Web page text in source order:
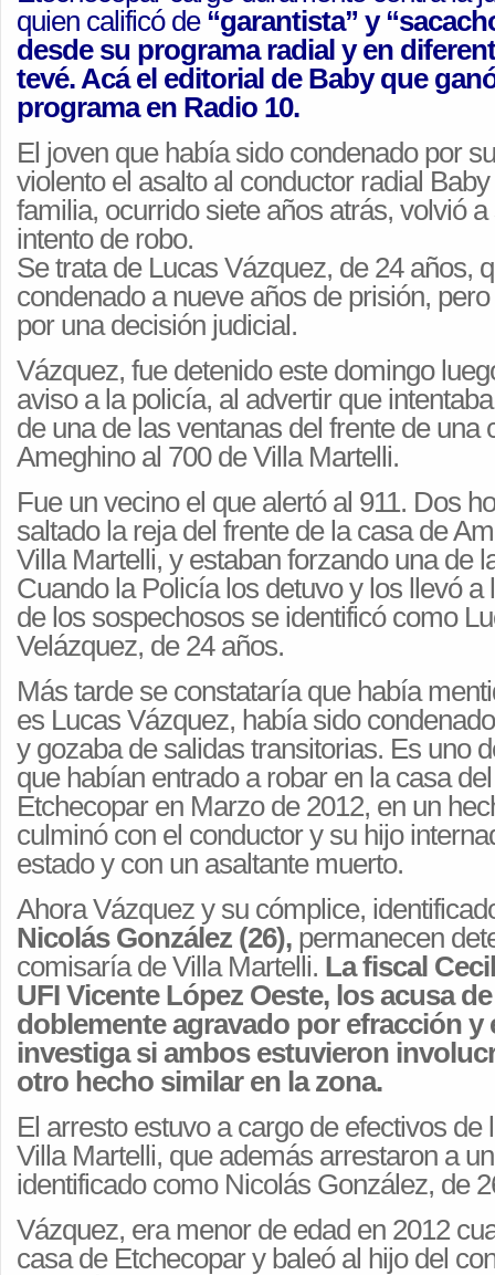
quien calificó de“garantista” y
desde su programa radial y en
tevé. Acá el editorial de Baby que
programa en Radio 10.
El joven que había sido condenado por
violento el asalto al conductor radial
familia, ocurrido siete años atrás, volvió
intento de robo.
Se trata de Lucas Vázquez, de 24 años,
condenado a nueve años de prisión,
por una decisión judicial.
Vázquez, fue detenido este domingo
aviso a la policía, al advertir que
de una de las ventanas del frente de una
Ameghino al 700 de Villa Martelli.
Fue un vecino el que alertó al 911. Dos
saltado la reja del frente de la casa de
Villa Martelli, y estaban forzando una de
Cuando la Policía los detuvo y los llevó a
de los sospechosos se identificó como
Velázquez, de 24 años.
Más tarde se constataría que había
es Lucas Vázquez, había sido
y gozaba de salidas transitorias. Es uno
que habían entrado a robar en la casa
Etchecopar en Marzo de 2012, en un
culminó con el conductor y su hijo
estado y con un asaltante muerto.
Ahora Vázquez y su cómplice,
Nicolás González (26), permanecen
comisaría de Villa Martelli. La fiscal
UFI Vicente López Oeste, los acusa
doblemente agravado por efracción y
investiga si ambos estuvieron
otro hecho similar en la zona.
El arresto estuvo a cargo de efectivos de
Villa Martelli, que además arrestaron a
identificado como Nicolás González, de
Vázquez, era menor de edad en 2012
casa de Etchecopar y baleó al hijo del